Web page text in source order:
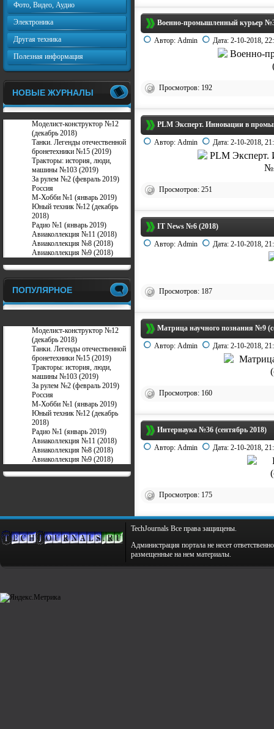
Военно-промышленный курьер
Автор: Admin Дата: 2-10-2018,
Просмотров: 192
PLM Эксперт. Инновации в
Автор: Admin Дата: 2-10-2018,
Просмотров: 251
IT News №6 (2018)
Автор: Admin Дата: 2-10-2018,
Просмотров: 187
Матрица научного познания №9
Автор: Admin Дата: 2-10-2018,
Просмотров: 160
Интернаука №36 (сентябрь 2018)
Автор: Admin Дата: 2-10-2018,
Просмотров: 175
Фото, Видео, Аудио
Электроника
Другая техника
Полезная информация
НОВЫЕ ЖУРНАЛЫ
Моделист-конструктор №12
(декабрь 2018)
Танки. Легенды отечественной
бронетехники №15 (2019)
Тракторы: история, люди,
машины №103 (2019)
За рулем №2 (февраль 2019)
Россия
М-Хобби №1 (январь 2019)
Юный техник №12 (декабрь
2018)
Радио №1 (январь 2019)
Авиаколлекция №11 (2018)
Авиаколлекция №8 (2018)
Авиаколлекция №9 (2018)
ПОПУЛЯРНОЕ
Моделист-конструктор №12
(декабрь 2018)
Танки. Легенды отечественной
бронетехники №15 (2019)
Тракторы: история, люди,
машины №103 (2019)
За рулем №2 (февраль 2019)
Россия
М-Хобби №1 (январь 2019)
Юный техник №12 (декабрь
2018)
Радио №1 (январь 2019)
Авиаколлекция №11 (2018)
Авиаколлекция №8 (2018)
Авиаколлекция №9 (2018)
TechJournals Все права защищены.
Администрация портала не несет
размещенные на нем материалы.